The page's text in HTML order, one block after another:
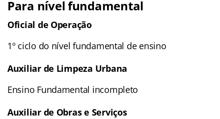
Para nível fundamental
Oficial de Operação
1º ciclo do nível fundamental de ensino
Auxiliar de Limpeza Urbana
Ensino Fundamental incompleto
Auxiliar de Obras e Serviços